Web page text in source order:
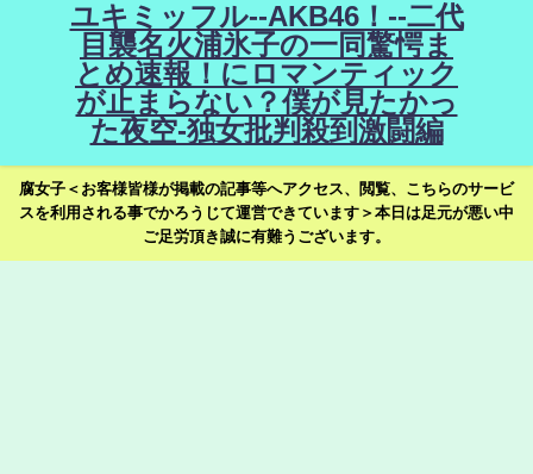
ユキミッフル--AKB46！--二代
目襲名火浦氷子の一同驚愕ま
とめ速報！にロマンティック
が止まらない？僕が見たかっ
た夜空-独女批判殺到激闘編
腐女子＜お客様皆様が掲載の記事等へアクセス、閲覧、こちらのサービ
スを利用される事でかろうじて運営できています＞本日は足元が悪い中
ご足労頂き誠に有難うございます。